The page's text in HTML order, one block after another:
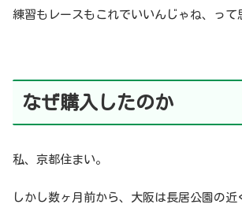
練習もレースもこれでいいんじゃね、って
なぜ購入したのか
私、京都住まい。
しかし数ヶ月前から、大阪は長居公園の近